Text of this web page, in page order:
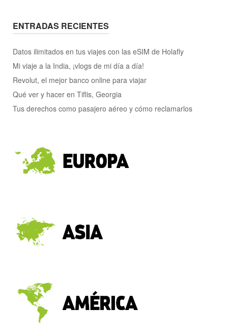
ENTRADAS RECIENTES
Datos ilimitados en tus viajes con las eSIM de Holafly
Mi viaje a la India, ¡vlogs de mi día a día!
Revolut, el mejor banco online para viajar
Qué ver y hacer en Tiflis, Georgia
Tus derechos como pasajero aéreo y cómo reclamarlos